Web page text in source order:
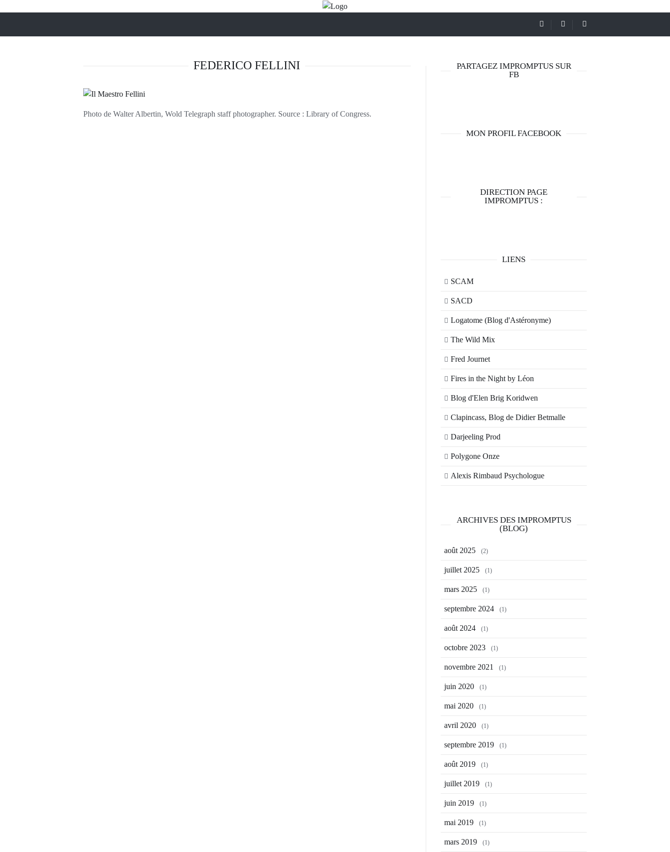
FEDERICO FELLINI
Photo de Walter Albertin, Wold Telegraph staff photographer. Source : Library of Congress.
PARTAGEZ IMPROMPTUS SUR
FB
MON PROFIL FACEBOOK
DIRECTION PAGE
IMPROMPTUS :
LIENS
SCAM
SACD
Logatome (Blog d'Astéronyme)
The Wild Mix
Fred Journet
Fires in the Night by Léon
Blog d'Elen Brig Koridwen
Clapincass, Blog de Didier Betmalle
Darjeeling Prod
Polygone Onze
Alexis Rimbaud Psychologue
ARCHIVES DES IMPROMPTUS
(BLOG)
août 2025 (2)
juillet 2025 (1)
mars 2025 (1)
septembre 2024 (1)
août 2024 (1)
octobre 2023 (1)
novembre 2021 (1)
juin 2020 (1)
mai 2020 (1)
avril 2020 (1)
septembre 2019 (1)
août 2019 (1)
juillet 2019 (1)
juin 2019 (1)
mai 2019 (1)
mars 2019 (1)